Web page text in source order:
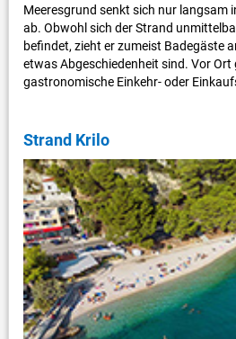
Meeresgrund senkt sich nur langsam
ab. Obwohl sich der Strand
befindet, zieht er zumeist Badegäste
etwas Abgeschiedenheit sind. Vor Ort
gastronomische Einkehr- oder
Strand Krilo